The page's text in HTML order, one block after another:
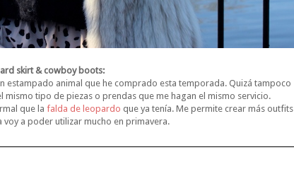
skirt & cowboy boots:
estampado animal que he comprado esta temporada. Quizá tampoco
tipo de piezas o prendas que me hagan el mismo servicio.
que la falda de leopardo que ya tenía. Me permite crear más outfits
voy a poder utilizar mucho en primavera.